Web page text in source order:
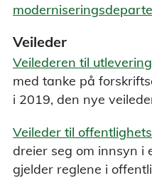
Veileder
Veilederen til
med tanke på
i 2019, den nye
Veileder til
dreier seg om innsyn i
gjelder reglene i